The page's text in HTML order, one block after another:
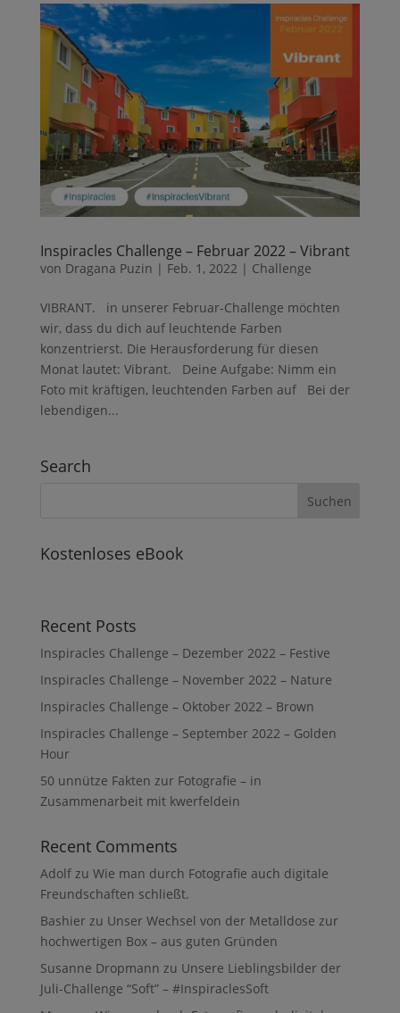
Inspiracles Challenge – Februar 2022 – Vibrant
von Dragana Puzin | Feb. 1, 2022 | Challenge
VIBRANT. in unserer Februar-Challenge möchten
wir, dass du dich auf leuchtende Farben
konzentrierst. Die Herausforderung für diesen
Monat lautet: Vibrant. Deine Aufgabe: Nimm ein
Foto mit kräftigen, leuchtenden Farben auf Bei der
lebendigen...
Search
Kostenloses eBook
Recent Posts
Inspiracles Challenge – Dezember 2022 – Festive
Inspiracles Challenge – November 2022 – Nature
Inspiracles Challenge – Oktober 2022 – Brown
Inspiracles Challenge – September 2022 – Golden
Hour
50 unnütze Fakten zur Fotografie – in
Zusammenarbeit mit kwerfeldein
Recent Comments
Adolfzu Wie man durch Fotografie auch digitale
Freundschaften schließt.
Bashierzu Unser Wechsel von der Metalldose zur
hochwertigen Box – aus guten Gründen
Susanne Dropmann zu Unsere Lieblingsbilder der
Juli-Challenge “Soft” – #InspiraclesSoft